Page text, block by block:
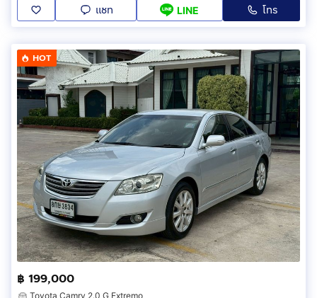
แชท LINE โทร
HOT
฿ 199,000
Toyota Camry 2.0 G Extremo